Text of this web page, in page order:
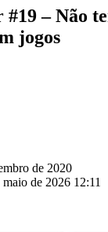
– Não
jogos
de 2020
de 2026 12:11